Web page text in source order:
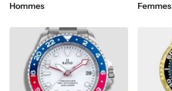
Hommes Femmes